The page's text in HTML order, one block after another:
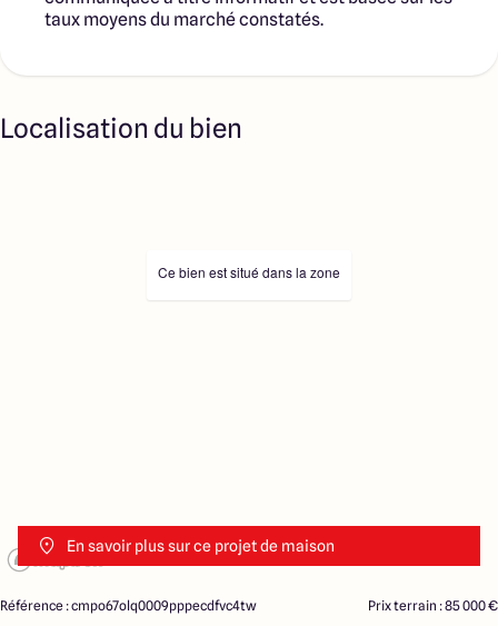
taux moyens du marché constatés.
Localisation du bien
En savoir plus sur ce projet de maison
Ce bien est situé dans la zone
Référence : cmpo67olq0009pppecdfvc4tw Prix terrain : 85 000 €